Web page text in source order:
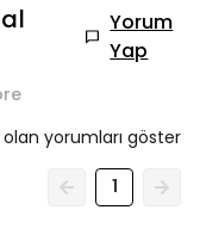
Yorum
Yap
yorumları göster
1